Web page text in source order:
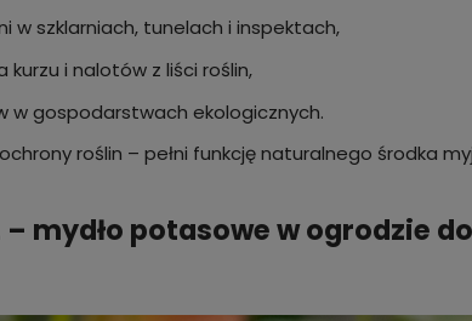
w szklarniach, tunelach i inspektach,
i nalotów z liści roślin,
w gospodarstwach ekologicznych.
roślin – pełni funkcję naturalnego środka
– mydło potasowe w ogrodzie